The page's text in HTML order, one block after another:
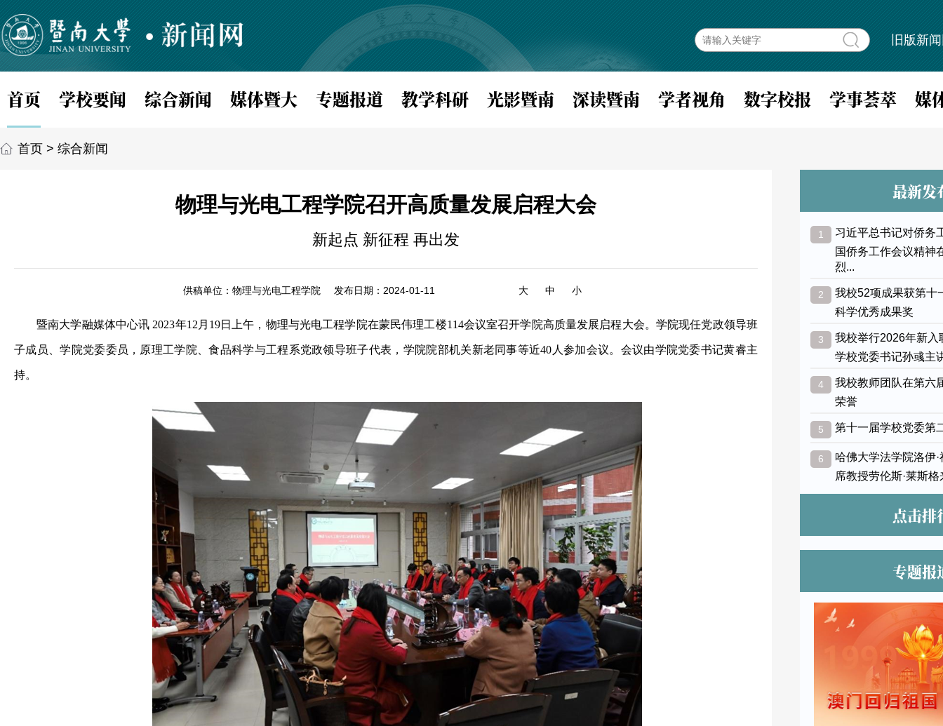
旧版新
首页 学校要闻 综合新闻 媒体暨大 专题报道 教学科研 光影暨南 深读暨南 学者视角 数字校报 学事荟萃 媒
首页 > 综合新闻
物理与光电工程学院召开高质量发展启程大会
新起点 新征程 再出发
供稿单位：物理与光电工程学院 发布日期：2024-01-11 大 中 小
暨南大学融媒体中心讯 2023年12月19日上午，物理与光电工程学院在蒙民伟理工楼114会议室召开学院高质量发展启程大会。学院现任党政领导班
子成员、学院党委委员，原理工学院、食品科学与工程系党政领导班子代表，学院院部机关新老同事等近40人参加会议。会议由学院党委书记黄睿主
持。
最新发
1 习近平总书记对侨务
国侨务工作会议精神
烈...
2 我校52项成果获第十
科学优秀成果奖
3 我校举行2026年新入
学校党委书记孙彧主
4 我校教师团队在第六
荣誉
5 第十一届学校党委第
6 哈佛大学法学院洛伊
席教授劳伦斯·莱斯
点击排
专题报